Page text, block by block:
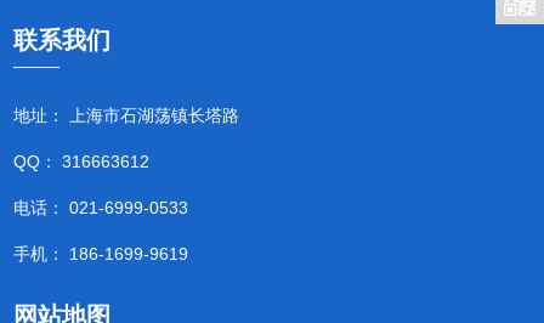
联系我们
地址： 上海市石湖荡镇长塔路
QQ： 316663612
电话： 021-6999-0533
手机： 186-1699-9619
网站地图